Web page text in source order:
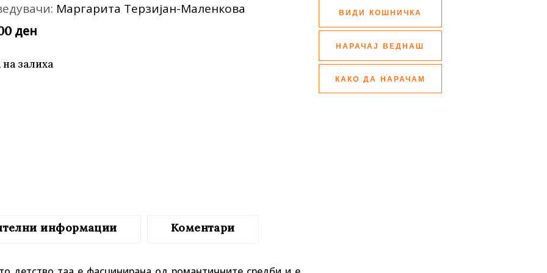
нефикцијаМаргарита Терзијан-Маленкова
ден
залиха
информации Коментари
ВИДИ КОШНИЧКА
НАРАЧАЈ ВЕДНАШ
КАКО ДА НАРАЧАМ